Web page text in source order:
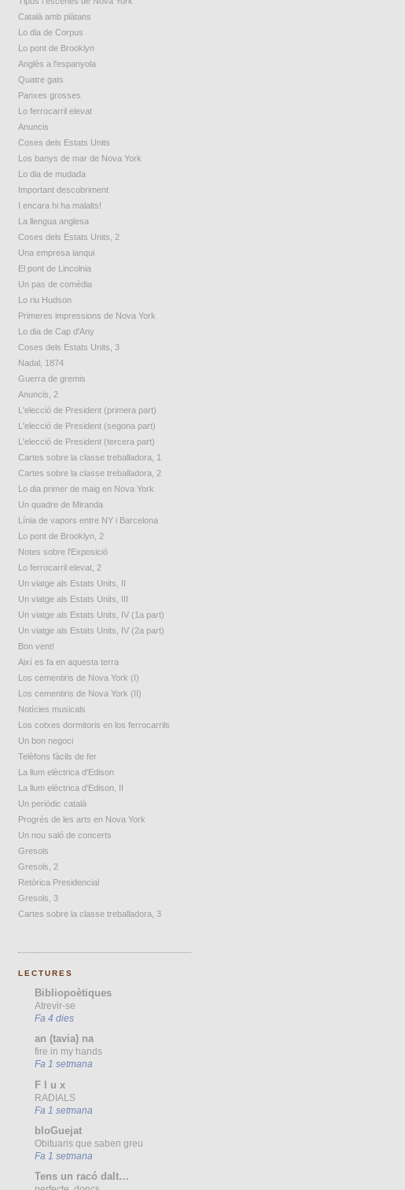
Català amb plàtans
Lo dia de Corpus
Lo pont de Brooklyn
Anglès a l'espanyola
Quatre gats
Panxes grosses
Lo ferrocarril elevat
Anuncis
Coses dels Estats Units
Los banys de mar de Nova York
Lo dia de mudada
Important descobriment
I encara hi ha malalts!
La llengua anglesa
Coses dels Estats Units, 2
Una empresa ianqui
El pont de Lincolnia
Un pas de comèdia
Lo riu Hudson
Primeres impressions de Nova York
Lo dia de Cap d'Any
Coses dels Estats Units, 3
Nadal, 1874
Guerra de gremis
Anuncis, 2
L'elecció de President (primera part)
L'elecció de President (segona part)
L'elecció de President (tercera part)
Cartes sobre la classe treballadora, 1
Cartes sobre la classe treballadora, 2
Lo dia primer de maig en Nova York
Un quadre de Miranda
Línia de vapors entre NY i Barcelona
Lo pont de Brooklyn, 2
Notes sobre l'Exposició
Lo ferrocarril elevat, 2
Un viatge als Estats Units, II
Un viatge als Estats Units, III
Un viatge als Estats Units, IV (1a part)
Un viatge als Estats Units, IV (2a part)
Bon vent!
Així es fa en aquesta terra
Los cementiris de Nova York (I)
Los cementiris de Nova York (II)
Notícies musicals
Los cotxes dormitoris en los ferrocarrils
Un bon negoci
Telèfons fàcils de fer
La llum elèctrica d'Edison
La llum elèctrica d'Edison, II
Un periòdic català
Progrés de les arts en Nova York
Un nou saló de concerts
Gresols
Gresols, 2
Retòrica Presidencial
Gresols, 3
Cartes sobre la classe treballadora, 3
LECTURES
Bibliopoètiques
Atrevir-se
Fa 4 dies
an (tavia) na
fire in my hands
Fa 1 setmana
F l u x
RADIALS
Fa 1 setmana
bloGuejat
Obituaris que saben greu
Fa 1 setmana
Tens un racó dalt…